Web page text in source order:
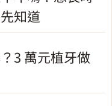
知道
3 萬元植牙做